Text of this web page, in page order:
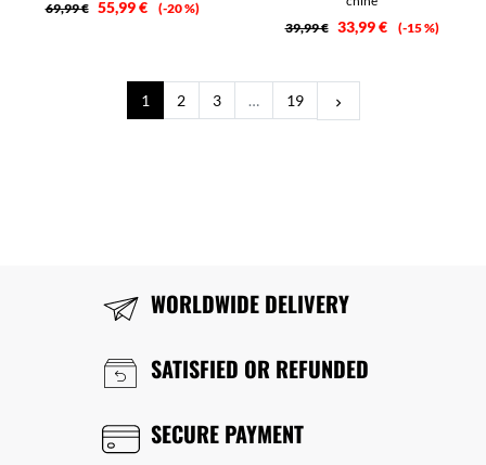
69,99 € 55,99 € -20 %
39,99 € 33,99 € -15 %
1 2 3 … 19 keyboard_arrow_right
WORLDWIDE DELIVERY
SATISFIED OR REFUNDED
SECURE PAYMENT